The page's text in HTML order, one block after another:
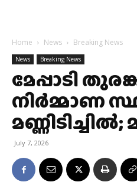
Home News Breaking News
News Breaking News
മേപ്പാടി
നിര്‍മ്മാണ
July 7, 2026